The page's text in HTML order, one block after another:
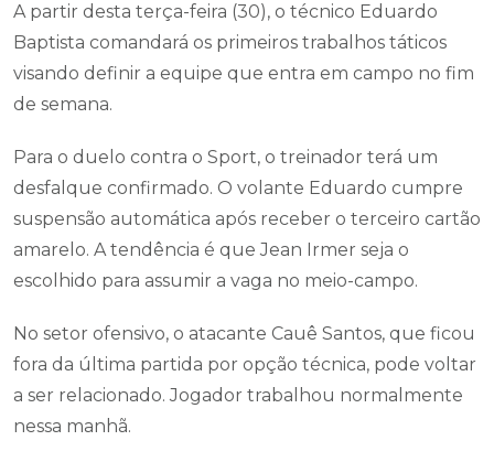
A partir desta terça-feira (30), o técnico Eduardo
Baptista comandará os primeiros trabalhos táticos
visando definir a equipe que entra em campo no fim
de semana.
Para o duelo contra o Sport, o treinador terá um
desfalque confirmado. O volante Eduardo cumpre
suspensão automática após receber o terceiro cartão
amarelo. A tendência é que Jean Irmer seja o
escolhido para assumir a vaga no meio-campo.
No setor ofensivo, o atacante Cauê Santos, que ficou
fora da última partida por opção técnica, pode voltar
a ser relacionado. Jogador trabalhou normalmente
nessa manhã.